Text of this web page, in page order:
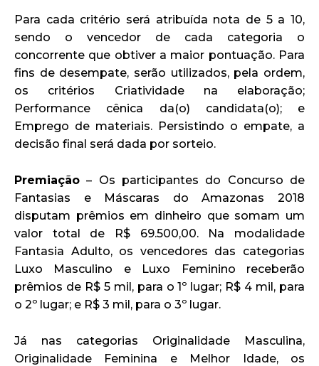
Para cada critério será atribuída nota de 5 a 10,
sendo o vencedor de cada categoria o
concorrente que obtiver a maior pontuação. Para
fins de desempate, serão utilizados, pela ordem,
os critérios Criatividade na elaboração;
Performance cênica da(o) candidata(o); e
Emprego de materiais. Persistindo o empate, a
decisão final será dada por sorteio.
Premiação – Os participantes do Concurso de
Fantasias e Máscaras do Amazonas 2018
disputam prêmios em dinheiro que somam um
valor total de R$ 69.500,00. Na modalidade
Fantasia Adulto, os vencedores das categorias
Luxo Masculino e Luxo Feminino receberão
prêmios de R$ 5 mil, para o 1º lugar; R$ 4 mil, para
o 2º lugar; e R$ 3 mil, para o 3º lugar.
Já nas categorias Originalidade Masculina,
Originalidade Feminina e Melhor Idade, os